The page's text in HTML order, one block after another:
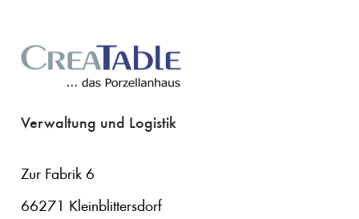
Verwaltung und Logistik
Zur Fabrik 6
66271 Kleinblittersdorf